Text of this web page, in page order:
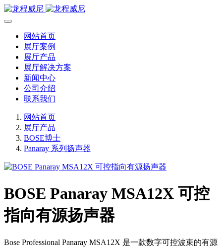
网站首页
展厅案例
展厅产品
展厅解决方案
新闻中心
公司介绍
联系我们
网站首页
展厅产品
BOSE博士
Panaray 系列扬声器
BOSE Panaray MSA12X 可控
指向有源扬声器
Bose Professional Panaray MSA12X 是一款数字可控波束的有源